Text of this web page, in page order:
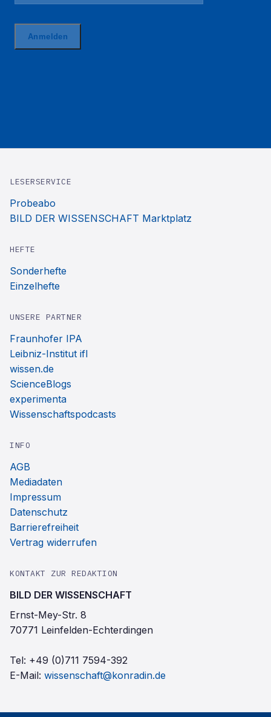
LESERSERVICE
Probeabo
BILD DER WISSENSCHAFT Marktplatz
HEFTE
Sonderhefte
Einzelhefte
UNSERE PARTNER
Fraunhofer IPA
Leibniz-Institut ifl
wissen.de
ScienceBlogs
experimenta
Wissenschaftspodcasts
INFO
AGB
Mediadaten
Impressum
Datenschutz
Barrierefreiheit
Vertrag widerrufen
KONTAKT ZUR REDAKTION
BILD DER WISSENSCHAFT
Ernst-Mey-Str. 8
70771 Leinfelden-Echterdingen
Tel: +49 (0)711 7594-392
E-Mail: wissenschaft@konradin.de